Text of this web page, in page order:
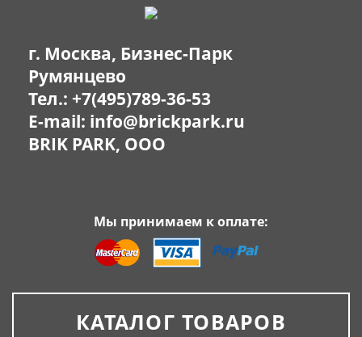
г. Москва, Бизнес-Парк
Румянцево
Тел.: +7(495)789-36-53
E-mail: info@brickpark.ru
BRIK PARK, OOO
Мы принимаем к оплате:
КАТАЛОГ ТОВАРОВ